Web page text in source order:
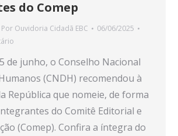
do Comep
Por Ouvidoria Cidadã EBC
06/06/2025
de junho, o Conselho Nacional
(CNDH) recomendou à
República que nomeie, de forma
do Comitê Editorial e
(Comep). Confira a íntegra do